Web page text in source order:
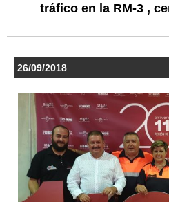
tráfico en la RM-3 ,
26/09/2018